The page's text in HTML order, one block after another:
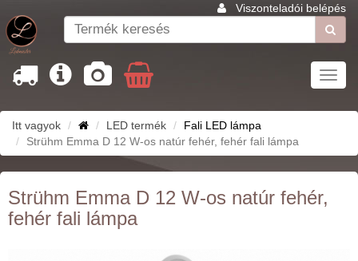
Viszonteladói belépés
Itt vagyok LED termék
Fali LED lámpa
Strühm Emma D 12 W-os natúr fehér, fehér fali lámpa
Strühm Emma D 12 W-os natúr fehér,
fehér fali lámpa